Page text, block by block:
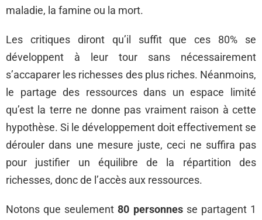
maladie, la famine ou la mort.
Les critiques diront qu’il suffit que ces 80% se
développent à leur tour sans nécessairement
s’accaparer les richesses des plus riches. Néanmoins,
le partage des ressources dans un espace limité
qu’est la terre ne donne pas vraiment raison à cette
hypothèse. Si le développement doit effectivement se
dérouler dans une mesure juste, ceci ne suffira pas
pour justifier un équilibre de la répartition des
richesses, donc de l’accès aux ressources.
Notons que seulement80 personnesse partagent 1